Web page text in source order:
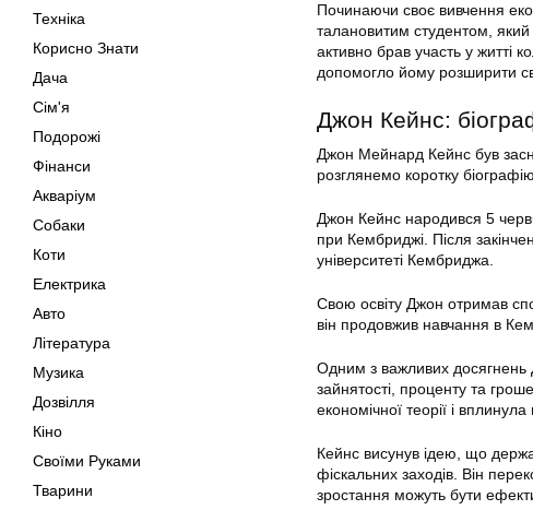
Техніка
Корисно Знати
Дача
Сім'я
Подорожі
Фінанси
Акваріум
Собаки
Коти
Електрика
Авто
Література
Музика
Дозвілля
Кіно
Своїми Руками
Тварини
Починаючи своє вивчення
талановитим студентом, який
активно брав участь у житті
допомогло йому розширити
Джон Кейнс:
Джон Мейнард Кейнс був
розглянемо коротку
Джон Кейнс народився 5
при Кембриджі. Після
університеті Кембриджа.
Свою освіту Джон отримав
він продовжив навчання в
Одним з важливих досягнень
зайнятості, проценту та
економічної теорії і
Кейнс висунув ідею, що
фіскальних заходів. Він
зростання можуть бути